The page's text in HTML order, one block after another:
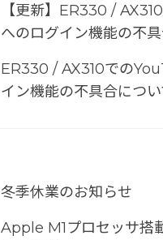
【更新】ER330 /
へのログイン機能の不
ER330 / AX310での
イン機能の不具合につい
冬季休業のお知らせ
Apple M1プロセッサ搭